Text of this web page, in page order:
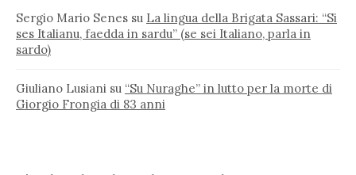
Sergio Mario Senes su La lingua della Brigata Sassari: “Si
ses Italianu, faedda in sardu” (se sei Italiano, parla in
sardo)
Giuliano Lusiani su “Su Nuraghe” in lutto per la morte di
Giorgio Frongia di 83 anni